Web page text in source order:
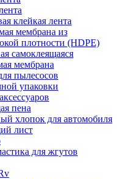
клейкая лента
мембрана из
плотности (HDPE)
самоклеящаяся
мембрана
пылесосов
упаковки
пена
хлопок для автомобиля
лист
для жгутов